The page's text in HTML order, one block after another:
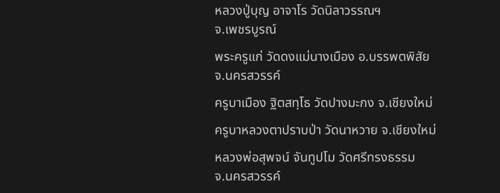
หลวงปู่บุญ อาจาโร วัดนิลาวรรณฯ
จ.เพชรบูรณ์
พระครูแก่ วัดดงแม่นางเมือง อ.บรรพตพิสัย
จ.นครสวรรค์
ครูบาเมือง ฐิตสทฺโธ วัดปางมะกง จ.เชียงใหม่
ครูบาหลวงตาปราบป่า วัดนาหวาย จ.เชียงใหม่
หลวงพ่อสุพจน์ จันทูปโม วัดศรีทรงธรรม
จ.นครสวรรค์